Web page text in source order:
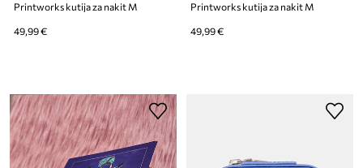
Printworks kutija za nakit M
49,99 €
Printworks kutija za nakit M
49,99 €